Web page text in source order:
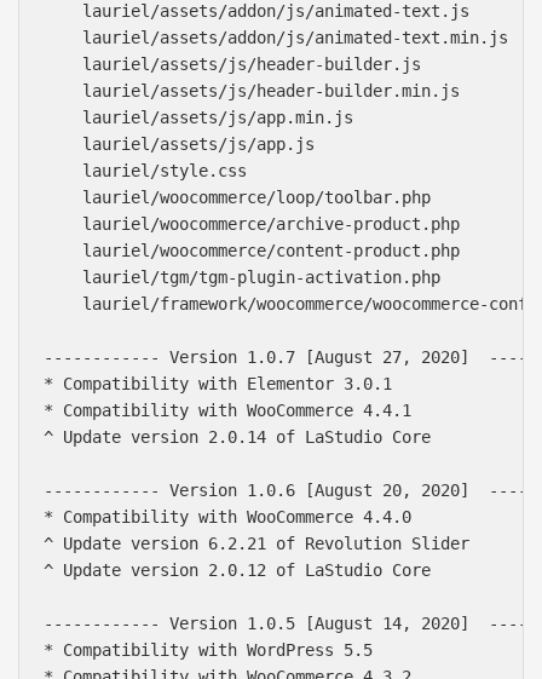
    lauriel/assets/addon/js/animated-text.js
    lauriel/assets/addon/js/animated-text.min.js
    lauriel/assets/js/header-builder.js
    lauriel/assets/js/header-builder.min.js
    lauriel/assets/js/app.min.js
    lauriel/assets/js/app.js
    lauriel/style.css
    lauriel/woocommerce/loop/toolbar.php
    lauriel/woocommerce/archive-product.php
    lauriel/woocommerce/content-product.php
    lauriel/tgm/tgm-plugin-activation.php
lauriel/framework/woocommerce/woocommerce-
------------ Version 1.0.7 [August 27, 2020]
* Compatibility with Elementor 3.0.1
* Compatibility with WooCommerce 4.4.1
^ Update version 2.0.14 of LaStudio Core
------------ Version 1.0.6 [August 20, 2020]
* Compatibility with WooCommerce 4.4.0
^ Update version 6.2.21 of Revolution Slider
^ Update version 2.0.12 of LaStudio Core
------------ Version 1.0.5 [August 14, 2020]
* Compatibility with WordPress 5.5